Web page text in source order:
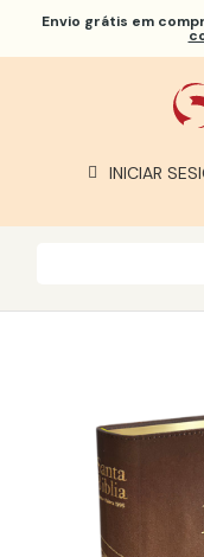
Envio grátis em
INICIAR
SOBRE NÓS